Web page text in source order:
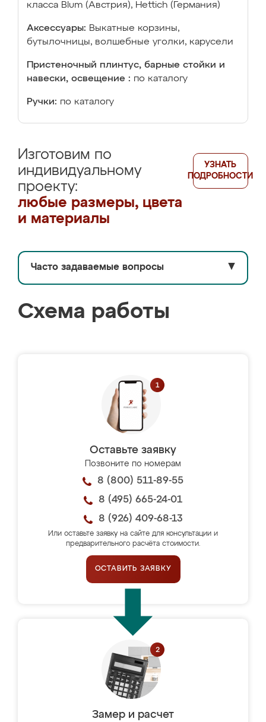
класса Blum (Австрия), Hettich (Германия)
Аксессуары: Выкатные корзины,
бутылочницы, волшебные уголки, карусели
Пристеночный плинтус, барные стойки и
навески, освещение : по каталогу
Ручки: по каталогу
Изготовим по
индивидуальному
проекту:
любые размеры, цвета
и материалы
УЗНАТЬ
ПОДРОБНОСТИ
Часто задаваемые вопросы ▼
Схема работы
Оставьте заявку
Позвоните по номерам
8 (800) 511-89-55
8 (495) 665-24-01
8 (926) 409-68-13
Или оставьте заявку на сайте для консультации и
предварительного расчёта стоимости.
ОСТАВИТЬ ЗАЯВКУ
Замер и расчет